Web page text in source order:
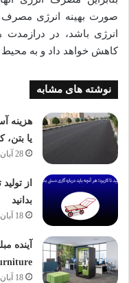
صورت بهینه انرژی مصرف
انرژی باشد، در
کاهش خواهد داد و به
نوشته های مشابه
یا
28 آبان 1404
از
بدانید
18 آبان 1404
18 آبان 1404